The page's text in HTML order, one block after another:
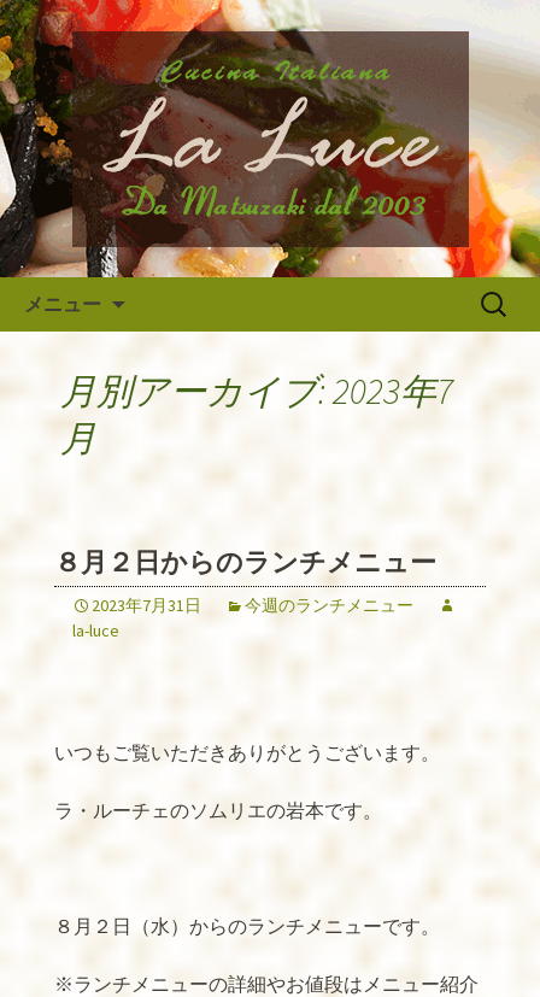
府中のイタリア料理『ラ・ルー
チェ』の最新情報
府中市、国分寺、調布などから近いイ
タリア料理『ラ・ルーチェ』のブログ
です。旬の食材の入荷情報や、新メニ
ュー・限定メニューなどの最新情報、
アルバイトさんや調理スタッフの求人
情報まで幅広く当店の情報をお届けい
たします。
メニュー
検
月別アーカイブ: 2023年7
月
８月２日からのランチメニュー
2023年7月31日
今週のランチメニュー
la-luce
いつもご覧いただきありがとうございます。
ラ・ルーチェのソムリエの岩本です。
８月２日（水）からのランチメニューです。
※ランチメニューの詳細やお値段はメニュー紹介